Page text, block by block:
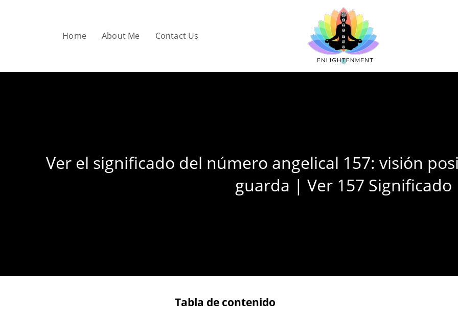
Home About Me Contact Us
Ver el significado del número angelical 157: visión
guarda | Ver 157 Significado
Tabla de contenido